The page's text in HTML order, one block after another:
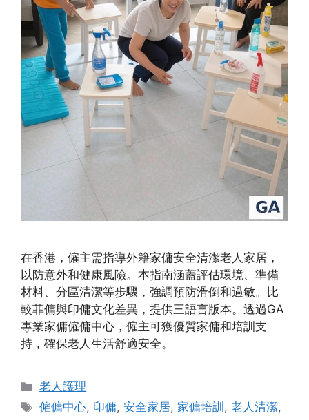
在香港，僱主需指導外籍家傭安全清潔老人家居，
以防意外和健康風險。本指南涵蓋評估環境、準備
材料、分區清潔等步驟，強調預防滑倒和過敏。比
較菲傭與印傭文化差異，提供三語言版本。透過GA
專業家傭僱傭中心，僱主可獲優質家傭和培訓支
持，確保老人生活舒適安全。
Categories
老人護理
Tags
僱傭中心, 印傭,安全家居, 家傭培訓 ,老人清潔,